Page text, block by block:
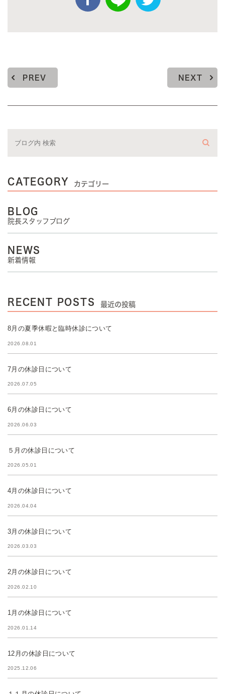
PREV NEXT
CATEGORY カテゴリー
BLOG
院長スタッフブログ
NEWS
新着情報
RECENT POSTS 最近の投稿
8月の夏季休暇と臨時休診について
2026.08.01
7月の休診日について
2026.07.05
6月の休診日について
2026.06.03
５月の休診日について
2026.05.01
4月の休診日について
2026.04.04
3月の休診日について
2026.03.03
2月の休診日について
2026.02.10
1月の休診日について
2026.01.14
12月の休診日について
2025.12.06